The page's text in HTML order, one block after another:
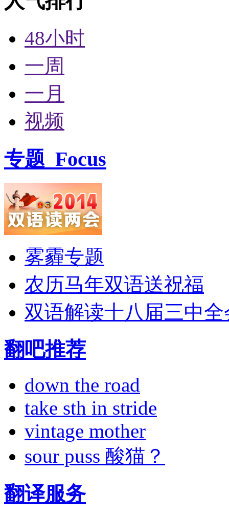
48小时
一周
一月
视频
专题 Focus
雾霾专题
农历马年双语送祝福
双语解读十八届三中全
翻吧推荐
down the road
take sth in stride
vintage mother
sour puss 酸猫？
翻译服务